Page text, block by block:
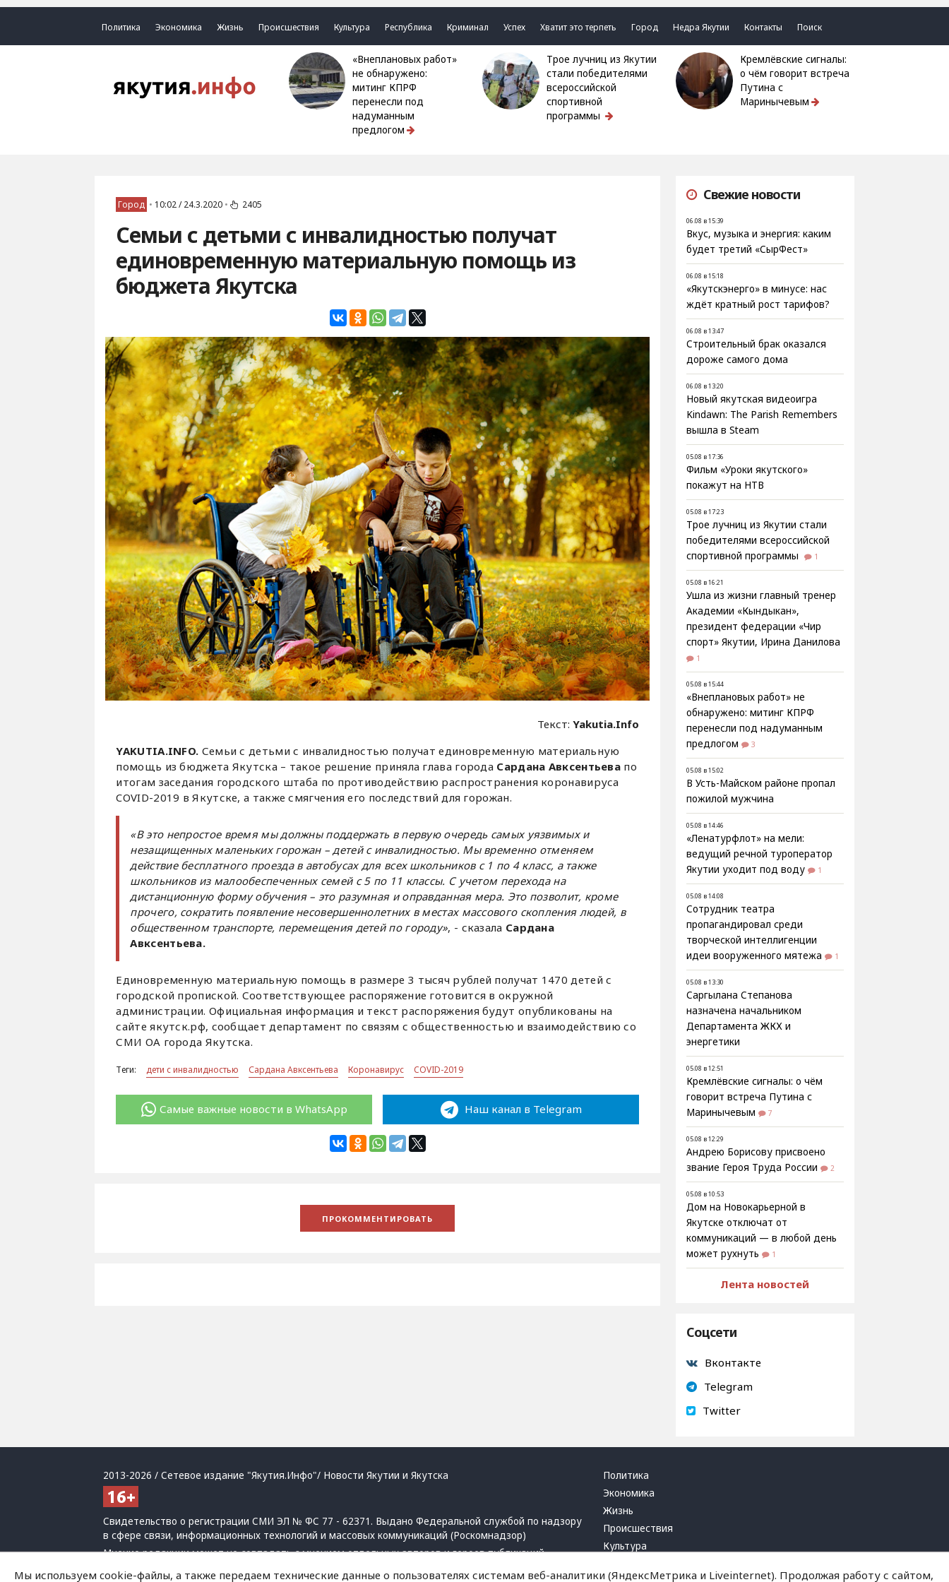
Политика Экономика Жизнь Происшествия Культура Республика Криминал Успех Хватит это терпеть Город Недра Якутии Контакты Поиск
«Внеплановых работ»
не обнаружено:
митинг КПРФ
перенесли под
надуманным
предлогом
Трое лучниц из Якутии
стали победителями
всероссийской
спортивной
программы
Кремлёвские сигналы:
о чём говорит встреча
Путина с
Маринычевым
Город • 10:02 / 24.3.2020 • 2405
Семьи с детьми с инвалидностью получат
единовременную материальную помощь из
бюджета Якутска
Текст:Yakutia.Info
YAKUTIA.INFO. Семьи с детьми с инвалидностью получат единовременную материальную
помощь из бюджета Якутска – такое решение приняла глава города Сардана Авксентьева по
итогам заседания городского штаба по противодействию распространения коронавируса
COVID-2019 в Якутске, а также смягчения его последствий для горожан.
«В это непростое время мы должны поддержать в первую очередь самых уязвимых и
незащищенных маленьких горожан – детей с инвалидностью. Мы временно отменяем
действие бесплатного проезда в автобусах для всех школьников с 1 по 4 класс, а также
школьников из малообеспеченных семей с 5 по 11 классы. С учетом перехода на
дистанционную форму обучения – это разумная и оправданная мера. Это позволит, кроме
прочего, сократить появление несовершеннолетних в местах массового скопления людей, в
общественном транспорте, перемещения детей по городу», - сказала Сардана
Авксентьева.
Единовременную материальную помощь в размере 3 тысяч рублей получат 1470 детей с
городской пропиской. Соответствующее распоряжение готовится в окружной
администрации. Официальная информация и текст распоряжения будут опубликованы на
сайте якутск.рф, сообщает департамент по связям с общественностью и взаимодействию со
СМИ ОА города Якутска.
Теги: дети с инвалидностью Сардана Авксентьева Коронавирус COVID-2019
Самые важные новости в WhatsApp Наш канал в Telegram
Свежие новости
06.08 в 15:39
Вкус, музыка и энергия: каким
будет третий «СырФест»
06.08 в 15:18
«Якутскэнерго» в минусе: нас
ждёт кратный рост тарифов?
06.08 в 13:47
Строительный брак оказался
дороже самого дома
06.08 в 13:20
Новый якутская видеоигра
Kindawn: The Parish Remembers
вышла в Steam
05.08 в 17:36
Фильм «Уроки якутского»
покажут на НТВ
05.08 в 17:23
Трое лучниц из Якутии стали
победителями всероссийской
спортивной программы
1
05.08 в 16:21
Ушла из жизни главный тренер
Академии «Кындыкан»,
президент федерации «Чир
спорт» Якутии, Ирина Данилова
1
05.08 в 15:44
«Внеплановых работ» не
обнаружено: митинг КПРФ
перенесли под надуманным
предлогом
3
05.08 в 15:02
В Усть-Майском районе пропал
пожилой мужчина
05.08 в 14:46
«Ленатурфлот» на мели:
ведущий речной туроператор
Якутии уходит под воду
1
05.08 в 14:08
Сотрудник театра
пропагандировал среди
творческой интеллигенции
идеи вооруженного мятежа
1
05.08 в 13:30
Саргылана Степанова
назначена начальником
Департамента ЖКХ и
энергетики
05.08 в 12:51
Кремлёвские сигналы: о чём
говорит встреча Путина с
Маринычевым
7
05.08 в 12:29
Андрею Борисову присвоено
звание Героя Труда России
2
05.08 в 10:53
Дом на Новокарьерной в
Якутске отключат от
коммуникаций — в любой день
может рухнуть
1
Лента новостей
Соцсети
Вконтакте
Telegram
Twitter
2013-2026 / Сетевое издание "Якутия.Инфо"/ Новости Якутии и Якутска
Свидетельство о регистрации СМИ ЭЛ № ФС 77 - 62371. Выдано Федеральной службой по надзору
в сфере связи, информационных технологий и массовых коммуникаций (Роскомнадзор)
Мнение редакции может не совпадать с мнением отдельных авторов и героев публикаций.
При использовании материалов обязательна активная ссылка на сайт.
Политика
Экономика
Жизнь
Происшествия
Культура
Мы используем cookie-файлы, а также передаем технические данные о пользователях системам веб-аналитики (ЯндексМетрика и Liveinternet). Продолжая работу с сайтом,